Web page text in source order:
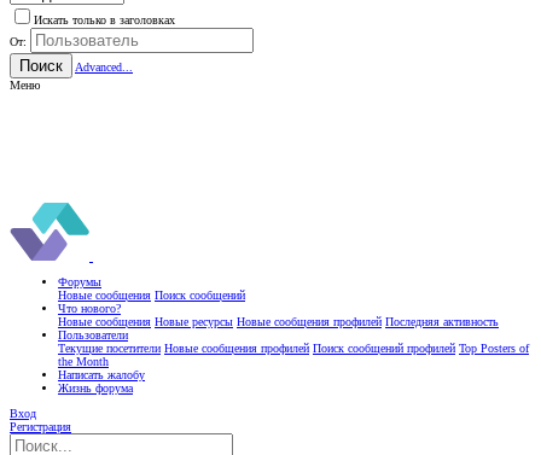
Искать только в заголовках
От:
Поиск
Advanced...
Меню
Форумы
Новые сообщения Поиск сообщений
Что нового?
Новые сообщения Новые ресурсы Новые сообщения профилей Последняя активность
Пользователи
Текущие посетители Новые сообщения профилей Поиск сообщений профилей Top Posters of
the Month
Написать жалобу
Жизнь форума
Вход
Регистрация